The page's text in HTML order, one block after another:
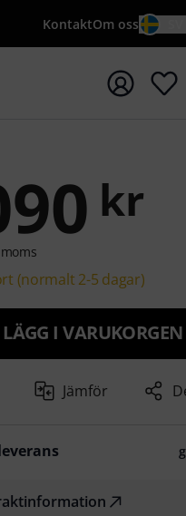
KontaktOm oss
{searchTerm}
kr
(normalt 2-5 dagar)
LÄGG I VARUKORGEN
Jämför